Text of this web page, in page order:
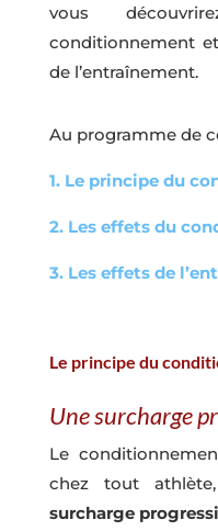
vous
conditionnement
de l’entraînement.
Au programme de
1. Le principe du
2. Les effets du
3. Les effets de
Le principe du
Une surcharge
Le
chez tout
surcharge